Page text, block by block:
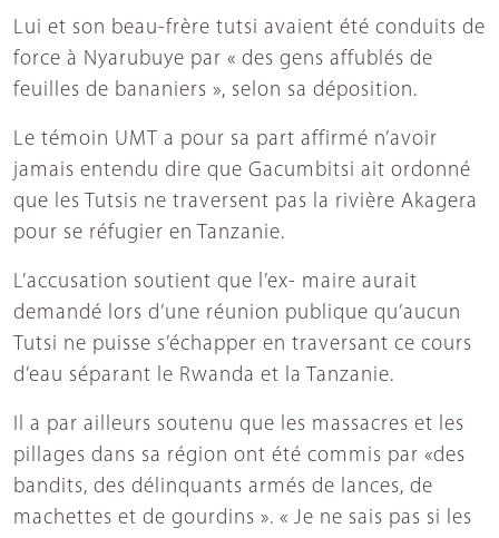
Lui et son beau-frère tutsi avaient été conduits de
force à Nyarubuye par « des gens affublés de
feuilles de bananiers », selon sa déposition.
Le témoin UMT a pour sa part affirmé n’avoir
jamais entendu dire que Gacumbitsi ait ordonné
que les Tutsis ne traversent pas la rivière Akagera
pour se réfugier en Tanzanie.
L’accusation soutient que l’ex- maire aurait
demandé lors d’une réunion publique qu’aucun
Tutsi ne puisse s’échapper en traversant ce cours
d’eau séparant le Rwanda et la Tanzanie.
Il a par ailleurs soutenu que les massacres et les
pillages dans sa région ont été commis par «des
bandits, des délinquants armés de lances, de
machettes et de gourdins ». « Je ne sais pas si les